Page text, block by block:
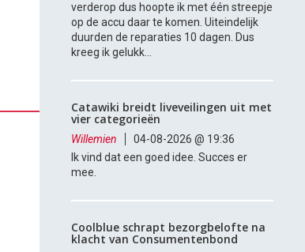
verderop dus hoopte ik met één streepje
op de accu daar te komen. Uiteindelijk
duurden de reparaties 10 dagen. Dus
kreeg ik gelukk...
Catawiki breidt liveveilingen uit met
vier categorieën
Willemien
04-08-2026 @ 19:36
Ik vind dat een goed idee. Succes er
mee.
Coolblue schrapt bezorgbelofte na
klacht van Consumentenbond